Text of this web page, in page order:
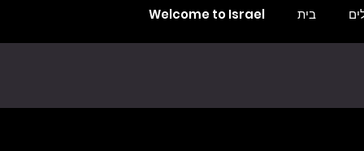
Welcome to Israel בית